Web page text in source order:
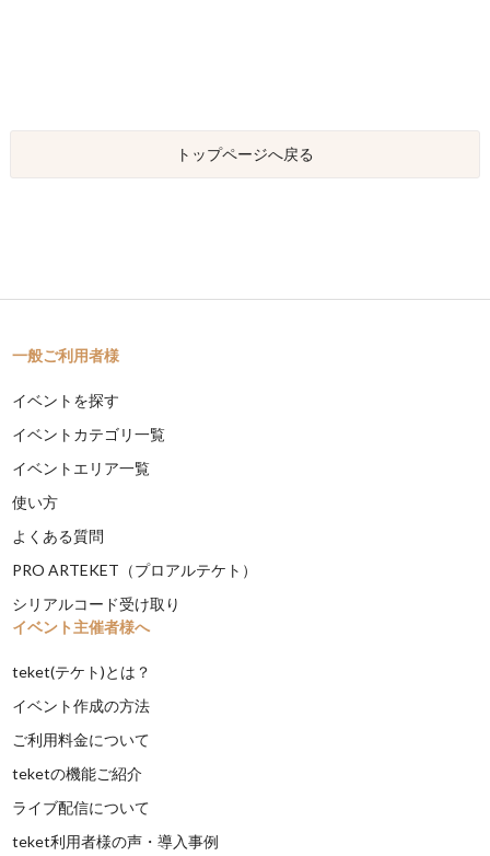
トップページへ戻る
一般ご利用者様
イベントを探す
イベントカテゴリ一覧
イベントエリア一覧
使い方
よくある質問
PRO ARTEKET（プロアルテケト）
シリアルコード受け取り
イベント主催者様へ
teket(テケト)とは？
イベント作成の方法
ご利用料金について
teketの機能ご紹介
ライブ配信について
teket利用者様の声・導入事例